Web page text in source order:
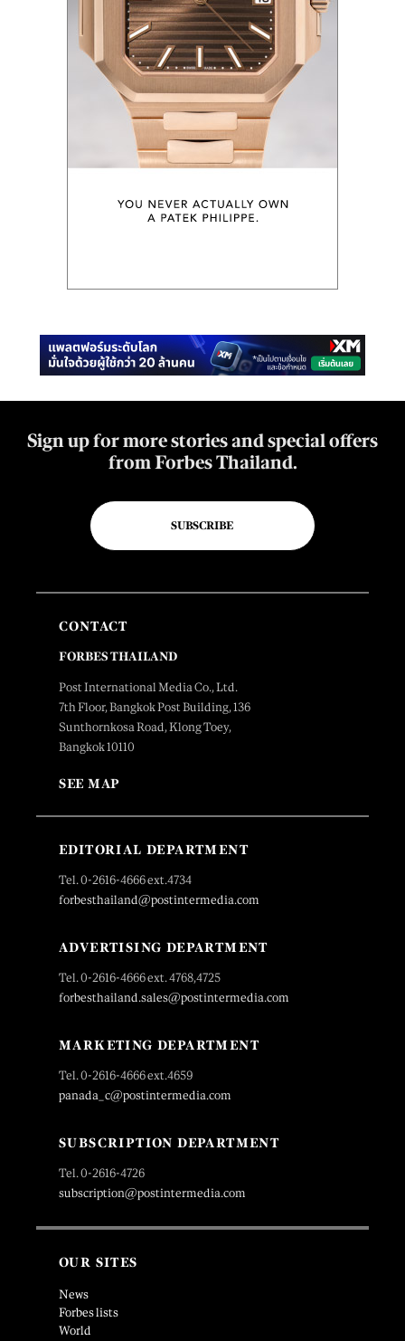
Sign up for more stories and special offers
from Forbes Thailand.
SUBSCRIBE
CONTACT
FORBES THAILAND
Post International Media Co., Ltd.
7th Floor, Bangkok Post Building, 136
Sunthornkosa Road, Klong Toey,
Bangkok 10110
SEE MAP
EDITORIAL DEPARTMENT
Tel. 0-2616-4666 ext.4734
forbesthailand@postintermedia.com
ADVERTISING DEPARTMENT
Tel. 0-2616-4666 ext. 4768,4725
forbesthailand.sales@postintermedia.com
MARKETING DEPARTMENT
Tel. 0-2616-4666 ext.4659
panada_c@postintermedia.com
SUBSCRIPTION DEPARTMENT
Tel. 0-2616-4726
subscription@postintermedia.com
OUR SITES
News
Forbes lists
World